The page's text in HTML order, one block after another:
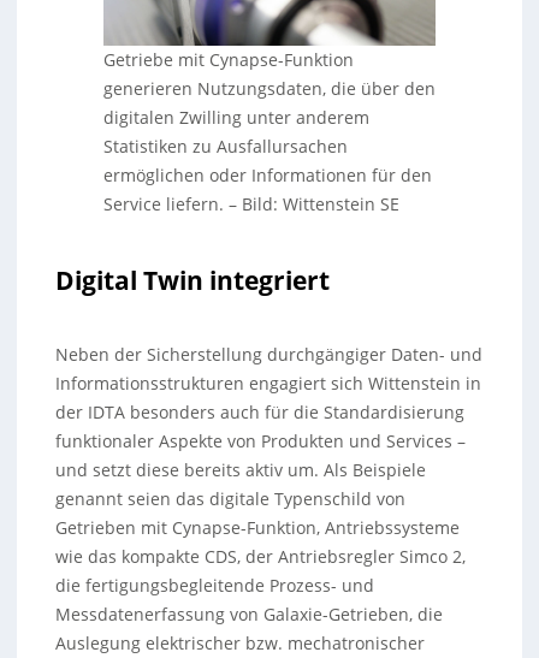
Getriebe mit Cynapse-Funktion
generieren Nutzungsdaten, die über den
digitalen Zwilling unter anderem
Statistiken zu Ausfallursachen
ermöglichen oder Informationen für den
Service liefern. – Bild: Wittenstein SE
Digital Twin integriert
Neben der Sicherstellung durchgängiger Daten- und
Informationsstrukturen engagiert sich Wittenstein in
der IDTA besonders auch für die Standardisierung
funktionaler Aspekte von Produkten und Services –
und setzt diese bereits aktiv um. Als Beispiele
genannt seien das digitale Typenschild von
Getrieben mit Cynapse-Funktion, Antriebssysteme
wie das kompakte CDS, der Antriebsregler Simco 2,
die fertigungsbegleitende Prozess- und
Messdatenerfassung von Galaxie-Getrieben, die
Auslegung elektrischer bzw. mechatronischer